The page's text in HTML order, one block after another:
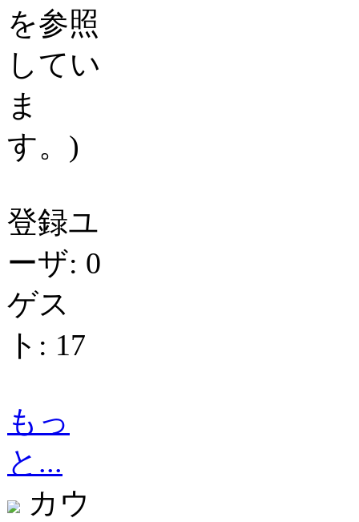
を参照
してい
ま
す。)
登録ユ
ーザ: 0
ゲス
ト: 17
もっ
と...
カウ